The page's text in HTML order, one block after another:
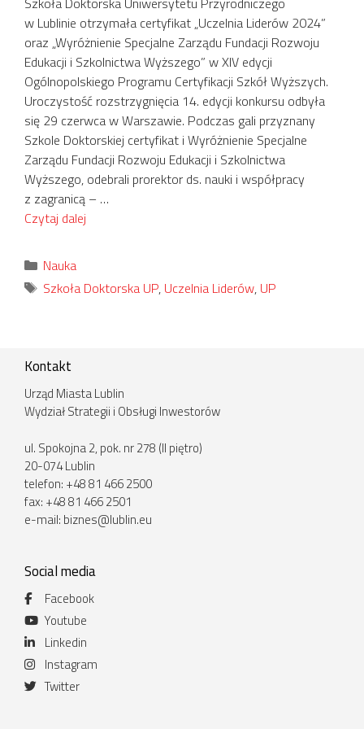
w Lublinie otrzymała certyfikat „Uczelnia Liderów 2024”
oraz „Wyróżnienie Specjalne Zarządu Fundacji Rozwoju
Edukacji i Szkolnictwa Wyższego” w XIV edycji
Ogólnopolskiego Programu Certyfikacji Szkół Wyższych.
Uroczystość rozstrzygnięcia 14. edycji konkursu odbyła
się 29 czerwca w Warszawie. Podczas gali przyznany
Szkole Doktorskiej certyfikat i Wyróżnienie Specjalne
Zarządu Fundacji Rozwoju Edukacji i Szkolnictwa
Wyższego, odebrali prorektor ds. nauki i współpracy
z zagranicą – …
Czytaj dalej
Kategorie
Nauka
Tagi
Szkoła Doktorska UP, Uczelnia Liderów, UP
Kontakt
Urząd Miasta Lublin
Wydział Strategii i Obsługi Inwestorów
ul. Spokojna 2, pok. nr 278 (II piętro)
20-074 Lublin
telefon: +48 81 466 2500
fax: +48 81 466 2501
e-mail: biznes@lublin.eu
Social media
Facebook
Youtube
Linkedin
Instagram
Twitter